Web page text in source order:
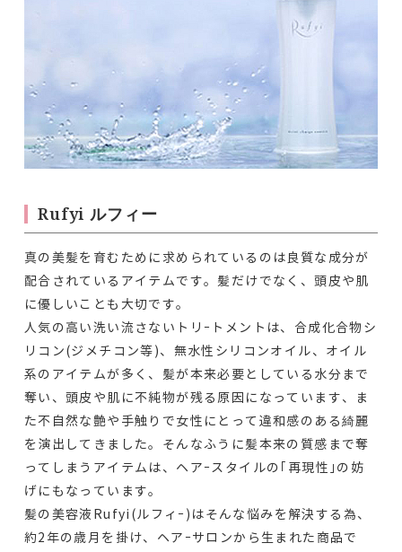
Rufyi ルフィー
真の美髪を育むために求められているのは良質な成分が
配合されているアイテムです。髪だけでなく、頭皮や肌
に優しいことも大切です。
人気の高い洗い流さないトリｰトメントは、合成化合物シ
リコン(ジメチコン等)、無水性シリコンオイル、オイル
系のアイテムが多く、髪が本来必要としている水分まで
奪い、頭皮や肌に不純物が残る原因になっています、ま
た不自然な艶や手触りで女性にとって違和感のある綺麗
を演出してきました。そんなふうに髪本来の質感まで奪
ってしまうアイテムは、ヘアｰスタイルの｢再現性｣の妨
げにもなっています。
髪の美容液Rufyi(ルフィｰ)はそんな悩みを解決する為、
約2年の歳月を掛け、ヘアｰサロンから生まれた商品で